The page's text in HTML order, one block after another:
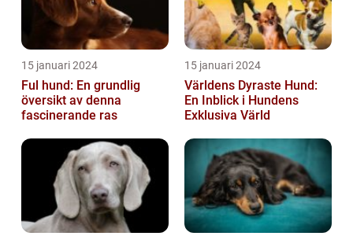
15 januari 2024
Ful hund: En grundlig
översikt av denna
fascinerande ras
15 januari 2024
Världens Dyraste Hund:
En Inblick i Hundens
Exklusiva Värld